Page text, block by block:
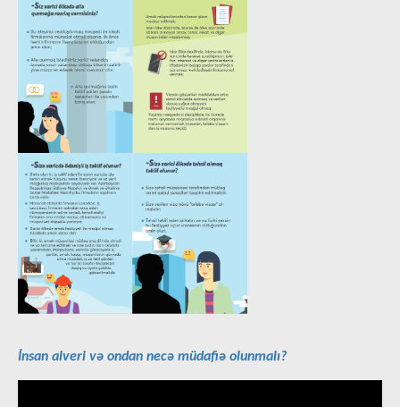
İnsan alveri və ondan necə müdafiə olunmalı?